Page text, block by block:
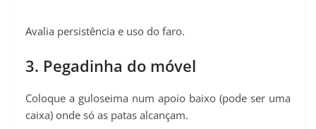
Avalia persistência e uso do faro.
3. Pegadinha do móvel
Coloque a guloseima num apoio baixo (pode ser uma
caixa) onde só as patas alcançam.